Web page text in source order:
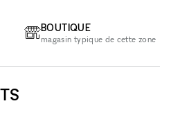
BOUTIQUE
magasin typique de cette zone